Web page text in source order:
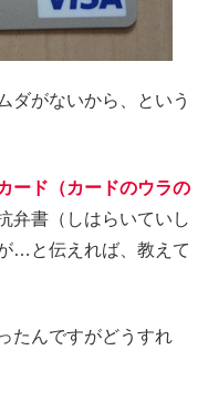
ダがないから、という
ード（カードのウラの
弁書（しはらいていし
…と伝えれば、教えて
たんですがどうすれ